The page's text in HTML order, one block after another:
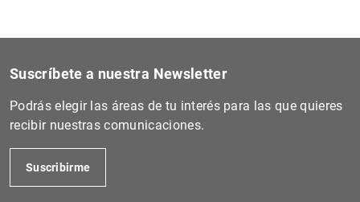
Suscríbete a nuestra Newsletter
Podrás elegir las áreas de tu interés para las que quieres
recibir nuestras comunicaciones.
Suscribirme